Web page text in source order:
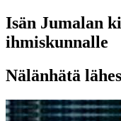
Isän Jumalan
ihmiskunnalle
Nälänhätä